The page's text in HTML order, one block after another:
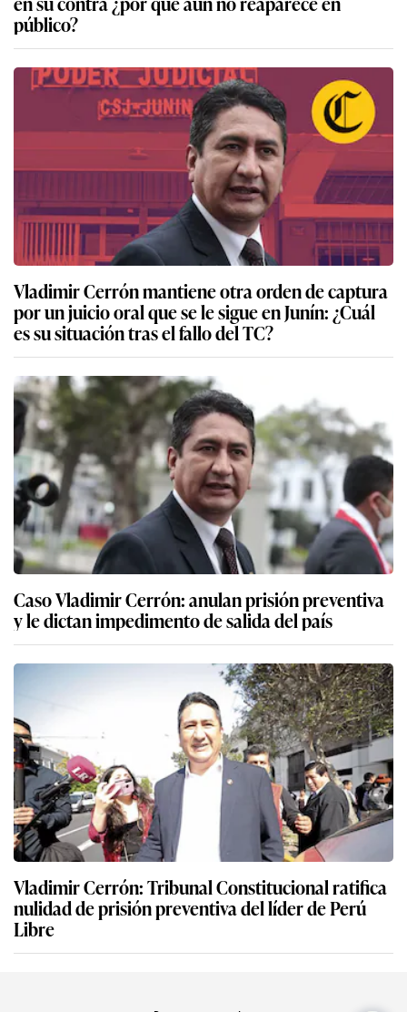
público?
Vladimir Cerrón mantiene otra orden de captura
por un juicio oral que se le sigue en Junín: ¿Cuál
es su situación tras el fallo del TC?
Caso Vladimir Cerrón: anulan prisión preventiva
y le dictan impedimento de salida del país
Vladimir Cerrón: Tribunal Constitucional ratifica
nulidad de prisión preventiva del líder de Perú
Libre